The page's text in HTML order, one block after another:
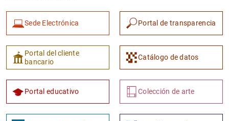
Sede Electrónica Portal de transparencia
Portal del cliente
bancario
Catálogo de datos
Portal educativo Colección de arte